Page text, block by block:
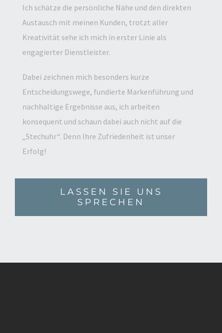
Ich schätze die persönliche Nähe und den direkten
Austausch mit meinen Kunden, trotzt aller
Kreativität sehe ich mich in erster Linie als
engagierter Dienstleister.
Dabei zeichnen mich besonders kurze
Entscheidungswege, fundierte Markenführung und
nachhaltige Ergebnisse aus, ich arbeiten
konsequent und schaun dabei auch nicht auf die
„Stechuhr“. Denn Ihre Zufriedenheit ist unser
Erfolg!
LASSEN SIE UNS
SPRECHEN